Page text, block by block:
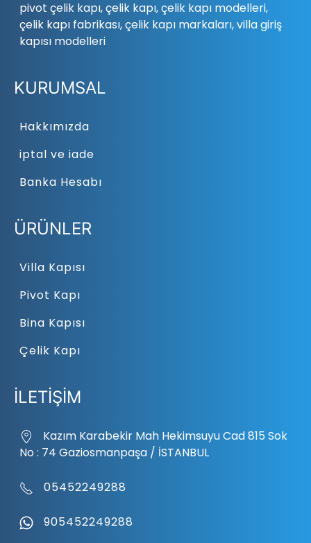
pivot çelik kapı, çelik kapı, çelik kapı modelleri,
çelik kapı fabrikası, çelik kapı markaları, villa giriş
kapısı modelleri
KURUMSAL
Hakkımızda
iptal ve iade
Banka Hesabı
ÜRÜNLER
Villa Kapısı
Pivot Kapı
Bina Kapısı
Çelik Kapı
İLETİŞİM
Kazım Karabekir Mah Hekimsuyu Cad 815 Sok
No : 74 Gaziosmanpaşa / İSTANBUL
05452249288
905452249288